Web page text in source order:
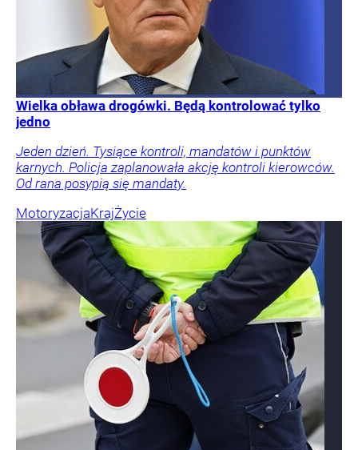
Wielka obława drogówki. Będą kontrolować tylko
jedno
Jeden dzień. Tysiące kontroli, mandatów i punktów
karnych. Policja zaplanowała akcję kontroli kierowców.
Od rana posypią się mandaty.
MotoryzacjaKrajŻycie